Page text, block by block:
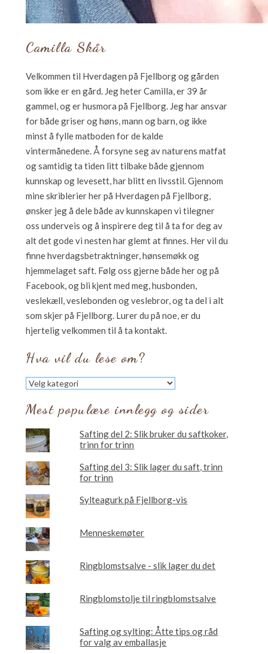
Camilla Skår
Velkommen til Hverdagen på Fjellborg og gården
som ikke er en gård. Jeg heter Camilla, er 39 år
gammel, og er husmora på Fjellborg. Jeg har ansvar
for både griser og høns, mann og barn, og ikke
minst å fylle matboden for de kalde
vintermånedene. Å forsyne seg av naturens matfat
og samtidig ta tiden litt tilbake både gjennom
kunnskap og levesett, har blitt en livsstil. Gjennom
mine skriblerier her på Hverdagen på Fjellborg,
ønsker jeg å dele både av kunnskapen vi tilegner
oss underveis og å inspirere deg til å ta for deg av
alt det gode vi nesten har glemt at finnes. Her vil du
finne hverdagsbetraktninger, hønsemøkk og
hjemmelaget saft. Følg oss gjerne både her og på
Facebook, og bli kjent med meg, husbonden,
veslekæll, veslebonden og veslebror, og ta del i alt
som skjer på Fjellborg. Lurer du på noe, er du
hjertelig velkommen til å ta kontakt.
Hva vil du lese om?
Hva
vil
du
lese
Mest populære innlegg og sider
Safting del 2: Slik bruker du saftkoker,
trinn for trinn
Safting del 3: Slik lager du saft, trinn
for trinn
Sylteagurk på Fjellborg-vis
Menneskemøter
Ringblomstsalve - slik lager du det
Ringblomstolje til ringblomstsalve
Safting og sylting: Åtte tips og råd
for valg av emballasje